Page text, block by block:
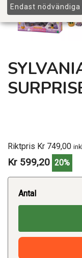
Riktpris Kr 749,00
Kr 599,20 20%
Antal
Endast nödvändiga